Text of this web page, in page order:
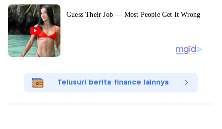
Telusuri berita finance lainnya